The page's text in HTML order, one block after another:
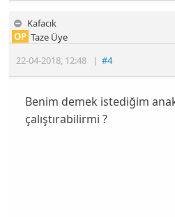
Kafacık
22-04-2018, 12:48 |#4
OP Taze Üye
Benim demek istediğim
çalıştırabilirmi ?